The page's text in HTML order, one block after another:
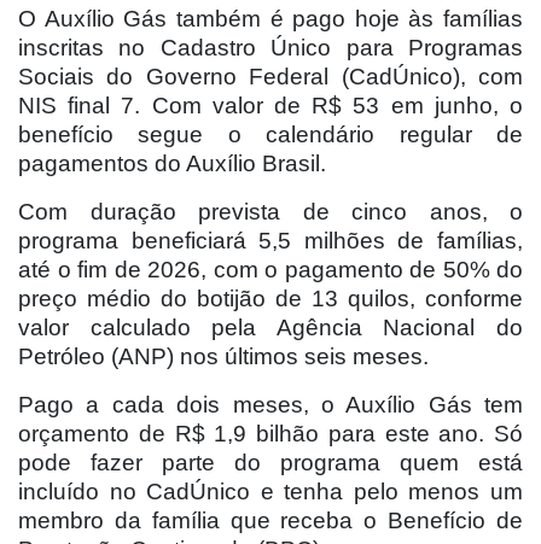
O Auxílio Gás também é pago hoje às famílias
inscritas no Cadastro Único para Programas
Sociais do Governo Federal (CadÚnico), com
NIS final 7. Com valor de R$ 53 em junho, o
benefício segue o calendário regular de
pagamentos do Auxílio Brasil.
Com duração prevista de cinco anos, o
programa beneficiará 5,5 milhões de famílias,
até o fim de 2026, com o pagamento de 50% do
preço médio do botijão de 13 quilos, conforme
valor calculado pela Agência Nacional do
Petróleo (ANP) nos últimos seis meses.
Pago a cada dois meses, o Auxílio Gás tem
orçamento de R$ 1,9 bilhão para este ano. Só
pode fazer parte do programa quem está
incluído no CadÚnico e tenha pelo menos um
membro da família que receba o Benefício de